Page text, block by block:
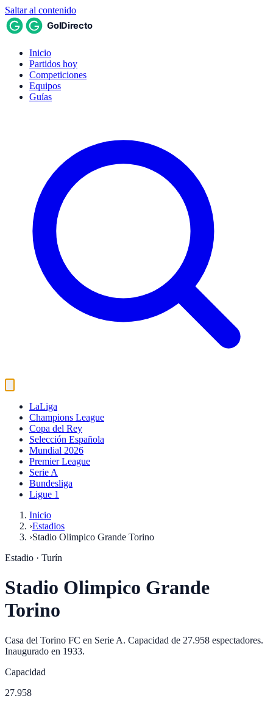
Saltar al contenido
Inicio
Partidos hoy
Competiciones
Equipos
Guías
LaLiga
Champions League
Copa del Rey
Selección Española
Mundial 2026
Premier League
Serie A
Bundesliga
Ligue 1
Inicio
›Estadios
›Stadio Olimpico Grande Torino
Estadio · Turín
Stadio Olimpico Grande
Torino
Casa del Torino FC en Serie A. Capacidad de 27.958 espectadores.
Inaugurado en 1933.
Capacidad
27.958